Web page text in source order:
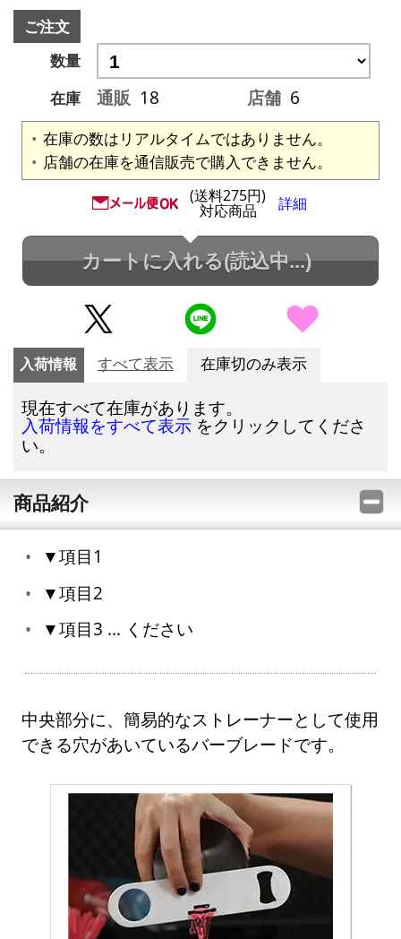
ご注文
数量
在庫
通販 18 店舗 6
在庫の数はリアルタイムではありません。
店舗の在庫を通信販売で購入できません。
(送料275円)
対応商品 詳細
カートに入れる(読込中...)
入荷情報 すべて表示 在庫切のみ表示
現在すべて在庫があります。
入荷情報をすべて表示 をクリックしてくださ
い。
商品紹介
▼項目1
▼項目2
▼項目3 ... ください
中央部分に、簡易的なストレーナーとして使用
できる穴があいているバーブレードです。